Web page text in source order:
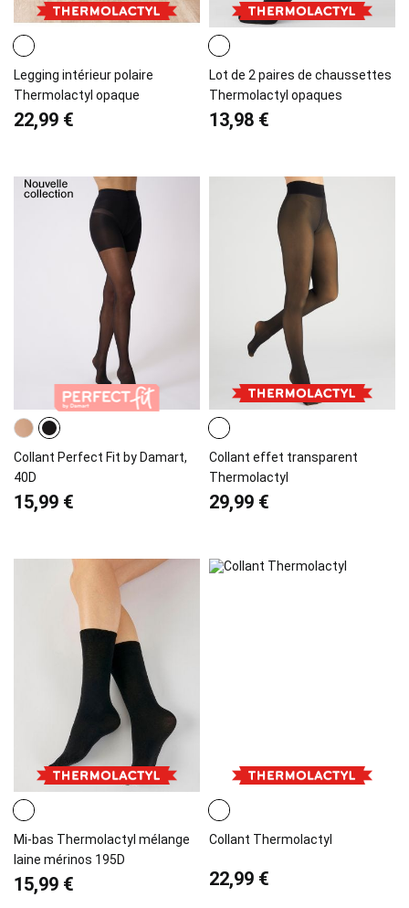
Legging intérieur polaire
Thermolactyl opaque
22,99 €
Lot de 2 paires de chaussettes
Thermolactyl opaques
13,98 €
Collant Perfect Fit by Damart,
40D
15,99 €
Collant effet transparent
Thermolactyl
29,99 €
Mi-bas Thermolactyl mélange
laine mérinos 195D
15,99 €
Collant Thermolactyl
22,99 €